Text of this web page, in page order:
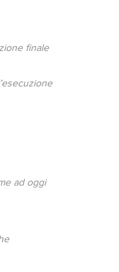
finale
ad oggi